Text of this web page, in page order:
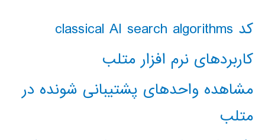
کد classical AI search algorithms
کاربردهای نرم افزار متلب
مشاهده واحدهای پشتیبانی شونده در
متلب